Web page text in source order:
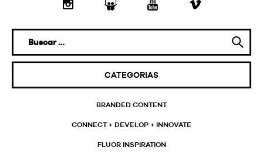
CATEGORIAS
BRANDED CONTENT
CONNECT + DEVELOP + INNOVATE
FLUOR INSPIRATION